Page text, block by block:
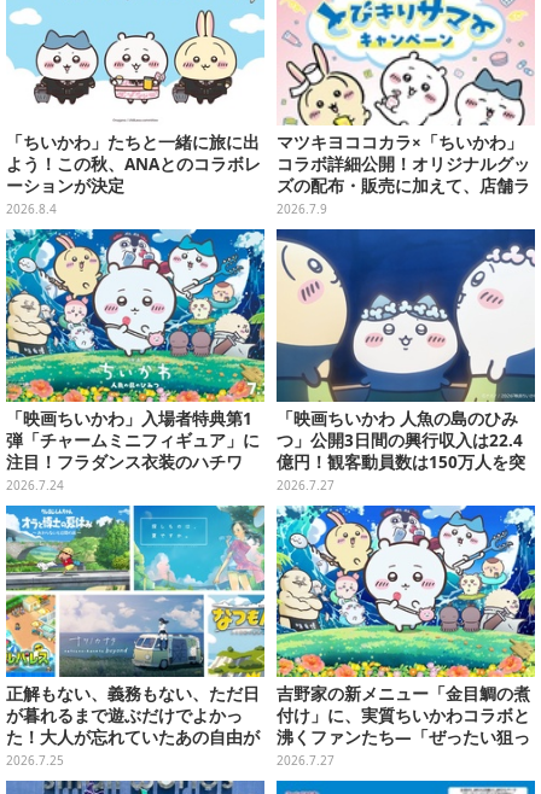
「ちいかわ」たちと一緒に旅に出
よう！この秋、ANAとのコラボレ
ーションが決定
2026.8.4
マツキヨココカラ×「ちいかわ」
コラボ詳細公開！オリジナルグッ
ズの配布・販売に加えて、店舗ラ
ッピングや”花火打ち上げ”まで盛
り沢山
2026.7.9
「映画ちいかわ」入場者特典第1
弾「チャームミニフィギュア」に
注目！フラダンス衣装のハチワ
レ、うさぎら全8種類
2026.7.24
「映画ちいかわ 人魚の島のひみ
つ」公開3日間の興行収入は22.4
億円！観客動員数は150万人を突
破
2026.7.27
正解もない、義務もない、ただ日
が暮れるまで遊ぶだけでよかっ
た！大人が忘れていたあの自由が
蘇るノスタルジー夏休みゲームお
すすめ5選【特集】
2026.7.25
吉野家の新メニュー「金目鯛の煮
付け」に、実質ちいかわコラボと
沸くファンたち―「ぜったい狙っ
ただろ！」「映画公開のタイミン
グで妙だな？」
2026.7.27